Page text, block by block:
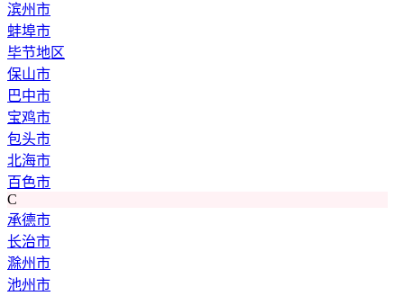
滨州市
蚌埠市
毕节地区
保山市
巴中市
宝鸡市
包头市
北海市
百色市
C
承德市
长治市
滁州市
池州市